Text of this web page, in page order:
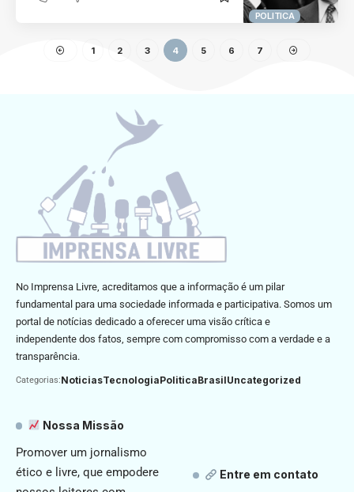
POLITICA
1 2 3 4 5 6 7
No Imprensa Livre, acreditamos que a informação é um pilar
fundamental para uma sociedade informada e participativa. Somos um
portal de notícias dedicado a oferecer uma visão crítica e
independente dos fatos, sempre com compromisso com a verdade e a
transparência.
Categorias:NoticiasTecnologiaPoliticaBrasilUncategorized
Nossa Missão
Promover um jornalismo
ético e livre, que empodere
Entre em contato